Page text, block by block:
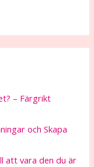
– Färgrikt
och Skapa
att vara den du är